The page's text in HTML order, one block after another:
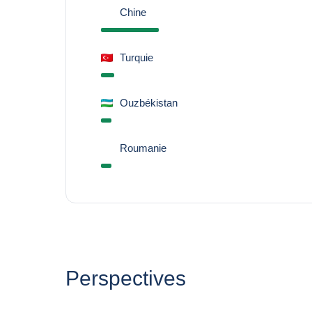
Chine
Turquie
Ouzbékistan
Roumanie
Perspectives